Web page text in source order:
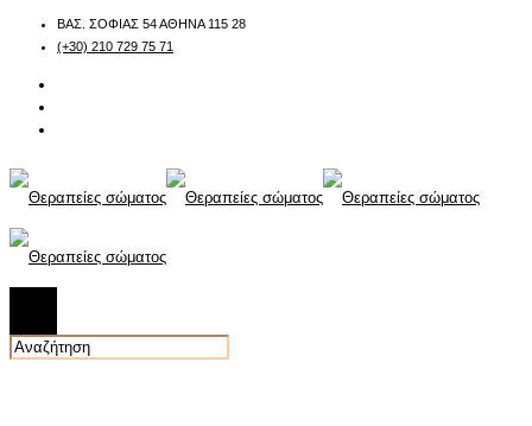
ΒΑΣ. ΣΟΦΙΑΣ 54 ΑΘΗΝΑ 115 28
(+30) 210 729 75 71